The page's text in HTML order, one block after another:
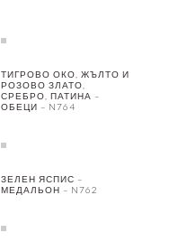
ТИГРОВО ОКО, ЖЪЛТО И
РОЗОВО ЗЛАТО,
СРЕБРО, ПАТИНА –
ОБЕЦИ – N764
ЗЕЛЕН ЯСПИС –
МЕДАЛЬОН – N762